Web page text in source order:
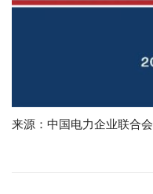
来源：中国电力企业联合会